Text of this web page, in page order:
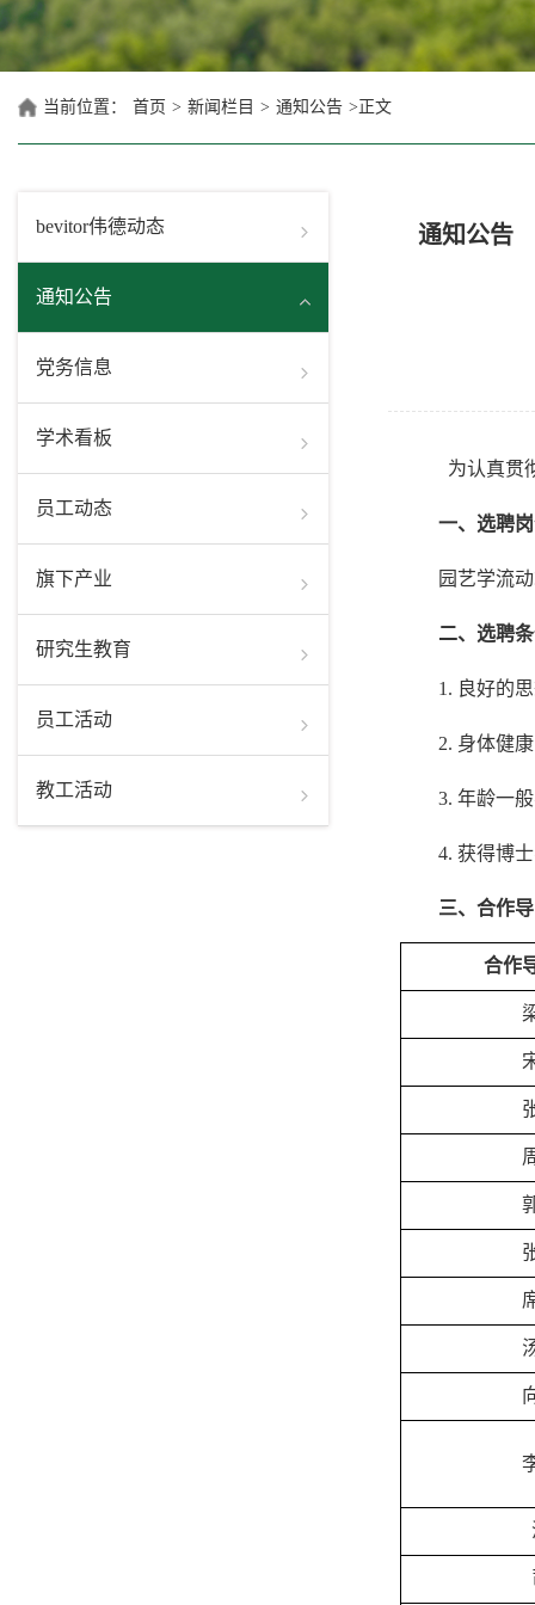
当前位置： 首页 > 新闻栏目 > 通知公告 > 正文
bevitor伟德动态
通知公告
党务信息
学术看板
员工动态
旗下产业
研究生教育
员工活动
教工活动
通知公告
为认真贯
一、选聘
园艺学流
二、选聘
1. 良好的
2. 身体健
3. 年龄一
4. 获得博
三、合作
合作